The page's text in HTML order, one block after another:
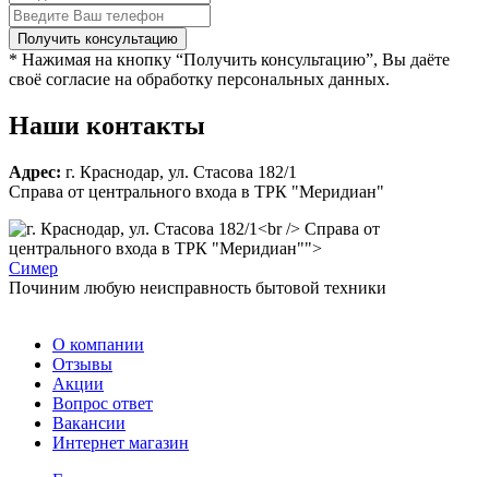
* Нажимая на кнопку “Получить консультацию”, Вы даёте
своё согласие на обработку персональных данных.
Наши контакты
Адрес: г. Краснодар, ул. Стасова 182/1
Справа от центрального входа в ТРК "Меридиан"
Справа от
центрального входа в ТРК "Меридиан"">
Симер
Починим любую неисправность бытовой техники
О компании
Отзывы
Акции
Вопрос ответ
Вакансии
Интернет магазин